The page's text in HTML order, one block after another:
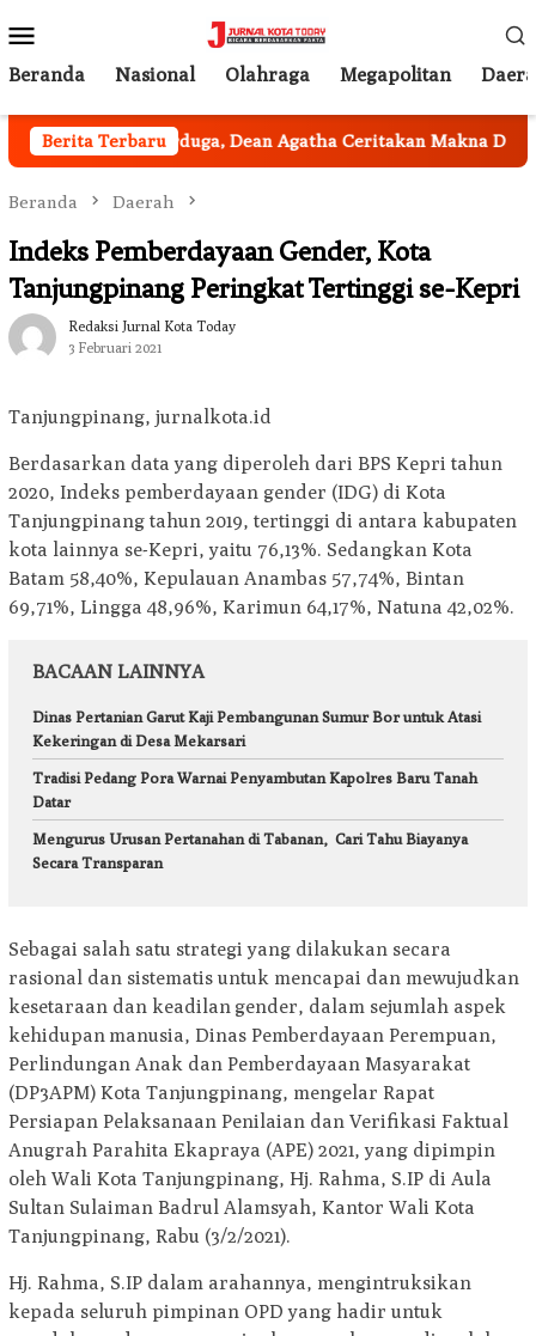
ke
kontenMobile
Beranda Nasional Olahraga Megapolitan
Berita Terbaru
Tak Terduga, Dean Agatha Ceritakan Makna Dalam di
Beranda Daerah
Indeks Pemberdayaan Gender, Kota
Tanjungpinang Peringkat Tertinggi se-Kepri
Redaksi Jurnal Kota Today
3 Februari 2021
Tanjungpinang, jurnalkota.id
Berdasarkan data yang diperoleh dari BPS Kepri tahun
2020, Indeks pemberdayaan gender (IDG) di Kota
Tanjungpinang tahun 2019, tertinggi di antara kabupaten
kota lainnya se-Kepri, yaitu 76,13%. Sedangkan Kota
Batam 58,40%, Kepulauan Anambas 57,74%, Bintan
69,71%, Lingga 48,96%, Karimun 64,17%, Natuna 42,02%.
BACAAN LAINNYA
Dinas Pertanian Garut Kaji Pembangunan Sumur Bor untuk Atasi
Kekeringan di Desa Mekarsari
Tradisi Pedang Pora Warnai Penyambutan Kapolres Baru Tanah
Datar
Mengurus Urusan Pertanahan di Tabanan, Cari Tahu Biayanya
Secara Transparan
Sebagai salah satu strategi yang dilakukan secara
rasional dan sistematis untuk mencapai dan mewujudkan
kesetaraan dan keadilan gender, dalam sejumlah aspek
kehidupan manusia, Dinas Pemberdayaan Perempuan,
Perlindungan Anak dan Pemberdayaan Masyarakat
(DP3APM) Kota Tanjungpinang, mengelar Rapat
Persiapan Pelaksanaan Penilaian dan Verifikasi Faktual
Anugrah Parahita Ekapraya (APE) 2021, yang dipimpin
oleh Wali Kota Tanjungpinang, Hj. Rahma, S.IP di Aula
Sultan Sulaiman Badrul Alamsyah, Kantor Wali Kota
Tanjungpinang, Rabu (3/2/2021).
Hj. Rahma, S.IP dalam arahannya, mengintruksikan
kepada seluruh pimpinan OPD yang hadir untuk